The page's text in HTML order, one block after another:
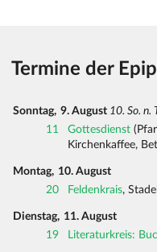
Termine der
Sonntag, 9. August 10. So. n.
11
Gottesdienst
Kirchenkaffee,
Montag, 10. August
20
Feldenkrais,
Dienstag, 11. August
19
Literaturkreis: